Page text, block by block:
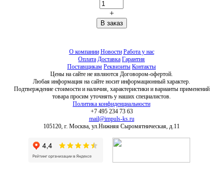
+
О компании Новости Работа у нас
Оплата Доставка Гарантия
Поставщикам Реквизиты Контакты
Цены на сайте не являются Договором-офертой.
Любая информация на сайте носит информационный характер.
Подтверждение стоимости и наличия, характеристики и варианты применений
товара просим уточнять у наших специалистов.
Политика конфиденциальности
+7 495 234 73 63
mail@impuls-ks.ru
105120, г. Москва, ул.Нижняя Сыромятническая, д.11